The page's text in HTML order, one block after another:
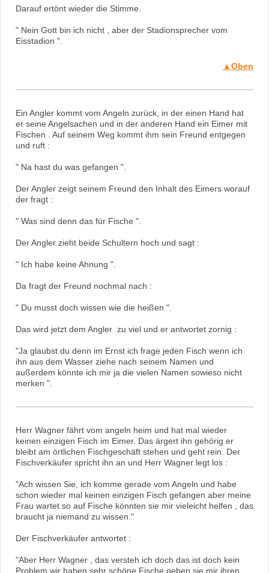
Darauf ertönt wieder die Stimme.
" Nein Gott bin ich nicht , aber der Stadionsprecher vom
Eisstadion ".
▲Oben
Ein Angler kommt vom Angeln zurück, in der einen Hand hat
er seine Angelsachen und in der anderen Hand ein Eimer mit
Fischen . Auf seinem Weg kommt ihm sein Freund entgegen
und ruft :
" Na hast du was gefangen ".
Der Angler zeigt seinem Freund den Inhalt des Eimers worauf
der fragt :
" Was sind denn das für Fische ".
Der Angler zieht beide Schultern hoch und sagt :
" Ich habe keine Ahnung ".
Da fragt der Freund nochmal nach :
" Du musst doch wissen wie die heißen ".
Das wird jetzt dem Angler zu viel und er antwortet zornig :
"Ja glaubst du denn im Ernst ich frage jeden Fisch wenn ich
ihn aus dem Wasser ziehe nach seinem Namen und
außerdem könnte ich mir ja die vielen Namen sowieso nicht
merken ".
Herr Wagner fährt vom angeln heim und hat mal wieder
keinen einzigen Fisch im Eimer. Das ärgert ihn gehörig er
bleibt am örtlichen Fischgeschäft stehen und geht rein. Der
Fischverkäufer spricht ihn an und Herr Wagner legt los :
"Ach wissen Sie, ich komme gerade vom Angeln und habe
schon wieder mal keinen einzigen Fisch gefangen aber meine
Frau wartet so auf Fische könnten sie mir vieleicht helfen , das
braucht ja niemand zu wissen."
Der Fischverkäufer antwortet :
"Aber Herr Wagner , das versteh ich doch das ist doch kein
Problem wir haben sehr schöne Fische geben sie mir ihren